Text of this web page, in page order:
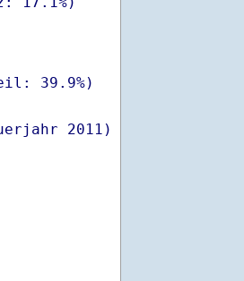
2011)